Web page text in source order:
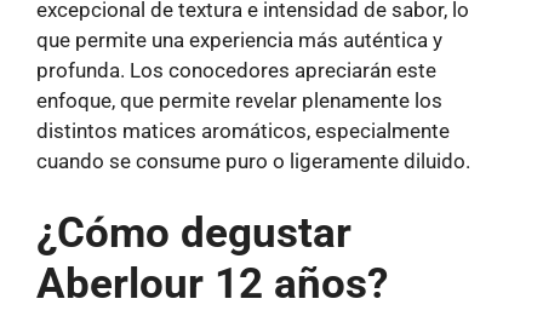
excepcional de textura e intensidad de sabor, lo
que permite una experiencia más auténtica y
profunda. Los conocedores apreciarán este
enfoque, que permite revelar plenamente los
distintos matices aromáticos, especialmente
cuando se consume puro o ligeramente diluido.
¿Cómo degustar
Aberlour 12 años?